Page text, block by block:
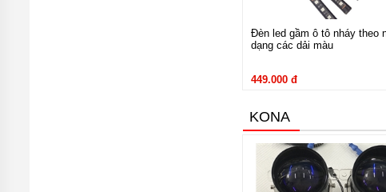
đục khoét gây hư hại thân xe,
Đèn led gầm ô tô nháy theo
dạng các dải màu
449.000 đ
KONA